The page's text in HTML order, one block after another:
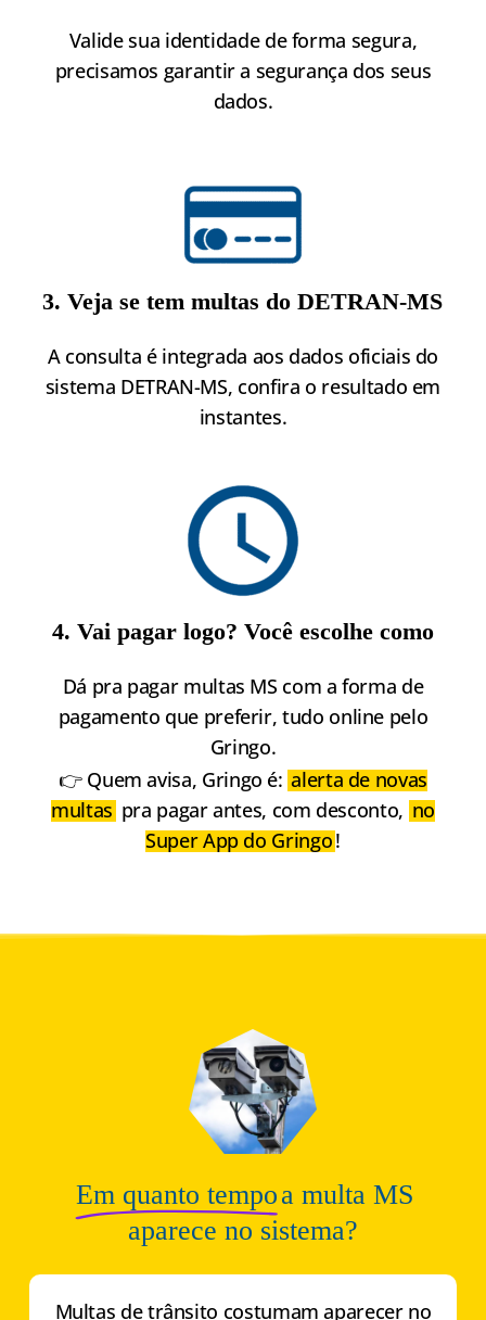
Valide sua identidade de forma segura,
precisamos garantir a segurança dos seus
dados.
3. Veja se tem multas do DETRAN-MS
A consulta é integrada aos dados oficiais do
sistema DETRAN-MS, confira o resultado em
instantes.
4. Vai pagar logo? Você escolhe como
Dá pra pagar multas MS com a forma de
pagamento que preferir, tudo online pelo
Gringo.
👉 Quem avisa, Gringo é: alerta de novas
multas pra pagar antes, com desconto, no
Super App do Gringo!
Em quanto tempoa multa MS
aparece no sistema?
Multas de trânsito costumam aparecer no